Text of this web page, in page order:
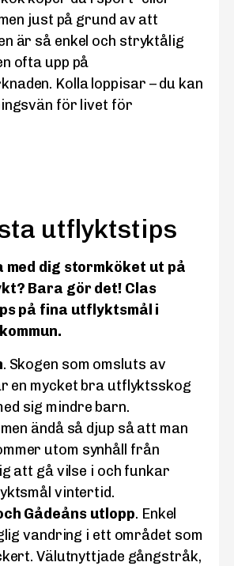
just på grund av att
är så enkel och stryktålig
ofta upp på
Kolla loppisar – du kan
för livet för
utflyktstips
med dig stormköket ut på
Bara gör det! Clas
på fina utflyktsmål i
. Skogen som omsluts av
en mycket bra utflyktsskog
sig mindre barn.
ändå så djup så att man
utom synhåll från
att gå vilse i och funkar
vintertid.
Gådeåns utlopp. Enkel
vandring i ett området som
Välutnyttjade gångstråk,